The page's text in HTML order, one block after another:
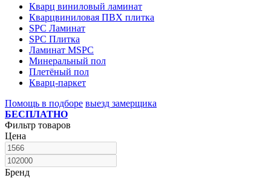
Кварц виниловый ламинат
Кварцвиниловая ПВХ плитка
SPC Ламинат
SPC Плитка
Ламинат MSPC
Минеральный пол
Плетёный пол
Кварц-паркет
Помощь в подборе выезд замерщика
БЕСПЛАТНО
Фильтр товаров
Цена
Бренд